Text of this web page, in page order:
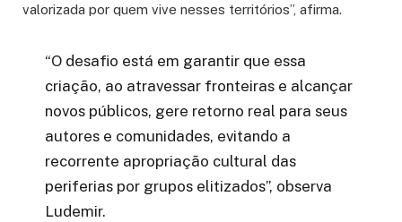
valorizada por quem vive nesses territórios”, afirma.
“O desafio está em garantir que essa
criação, ao atravessar fronteiras e alcançar
novos públicos, gere retorno real para seus
autores e comunidades, evitando a
recorrente apropriação cultural das
periferias por grupos elitizados”, observa
Ludemir.